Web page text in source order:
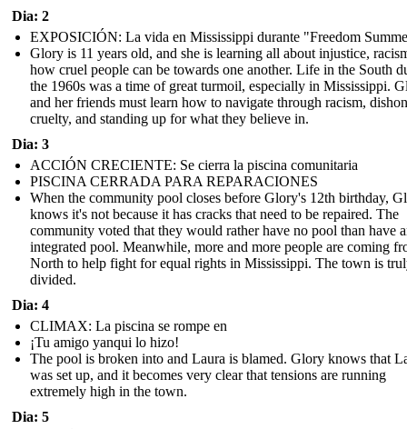
Dia: 2
EXPOSICIÓN: La vida en Mississippi durante "Freedom
Glory is 11 years old, and she is learning all about injustice,
how cruel people can be towards one another. Life in the South
the 1960s was a time of great turmoil, especially in Mississippi.
and her friends must learn how to navigate through racism,
cruelty, and standing up for what they believe in.
Dia: 3
ACCIÓN CRECIENTE: Se cierra la piscina comunitaria
PISCINA CERRADA PARA REPARACIONES
When the community pool closes before Glory's 12th birthday,
knows it's not because it has cracks that need to be repaired. The
community voted that they would rather have no pool than have
integrated pool. Meanwhile, more and more people are coming
North to help fight for equal rights in Mississippi. The town is
divided.
Dia: 4
CLIMAX: La piscina se rompe en
¡Tu amigo yanqui lo hizo!
The pool is broken into and Laura is blamed. Glory knows that
was set up, and it becomes very clear that tensions are running
extremely high in the town.
Dia: 5